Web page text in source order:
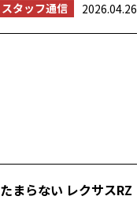
スタッフ通信
2026.04.26
まらない レクサスRZ